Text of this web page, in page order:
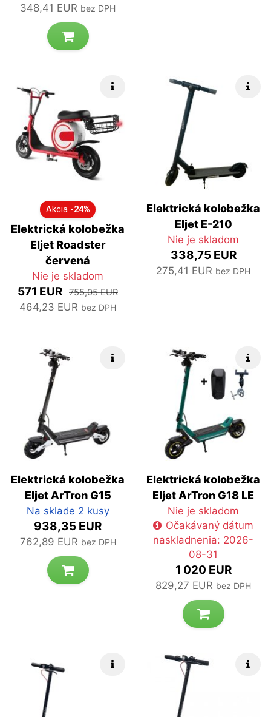
348,41 EUR bez DPH
Akcia -24%
Elektrická kolobežka
Eljet Roadster
červená
Nie je skladom
571 EUR 755,05 EUR
464,23 EUR bez DPH
Elektrická kolobežka
Eljet E-210
Nie je skladom
338,75 EUR
275,41 EUR bez DPH
Elektrická kolobežka
Eljet ArTron G15
Na sklade 2 kusy
938,35 EUR
762,89 EUR bez DPH
Elektrická kolobežka
Eljet ArTron G18 LE
Nie je skladom
Očakávaný dátum
naskladnenia: 2026-
08-31
1 020 EUR
829,27 EUR bez DPH
Rýchle info